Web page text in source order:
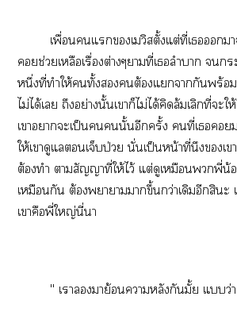
เพื่อนแเวิสตั้งแต่ที่เ
ช่วยเหลือเรื่องต่างๆาที่เลำบาก ก
หนึ่งที่ทำให้ทั้งต้องแากันพร้อม
ไม่ได้เ ถึงอย่างนั้นเาก็ไม่ได้คิดล้มเลิกที่ะใ
เาาะเป็นนั้นอีกครั้ง คนที่เ
ให้เาดูแลเจ็บป่วย นั่นเป็นหน้าที่นึงเ
ต้องทำ าสัญญาที่ให้ไว้ แต่ดูเหมือนพี่น้
เหมือนกัน ต้องาาาขึ้นกว่าเดิมอีกสินะ
เาคือพี่ใหญ่นี่า
" เามาย้อาหลังกันมั้ย แว่